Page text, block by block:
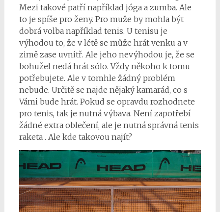
Mezi takové patří například jóga a zumba. Ale
to je spíše pro ženy. Pro muže by mohla být
dobrá volba například tenis. U tenisu je
výhodou to, že v létě se může hrát venku a v
zimě zase uvnitř. Ale jeho nevýhodou je, že se
bohužel nedá hrát sólo. Vždy někoho k tomu
potřebujete. Ale v tomhle žádný problém
nebude. Určitě se najde nějaký kamarád, co s
Vámi bude hrát. Pokud se opravdu rozhodnete
pro tenis, tak je nutná výbava. Není zapotřebí
žádné extra oblečení, ale je nutná správná tenis
raketa . Ale kde takovou najít?